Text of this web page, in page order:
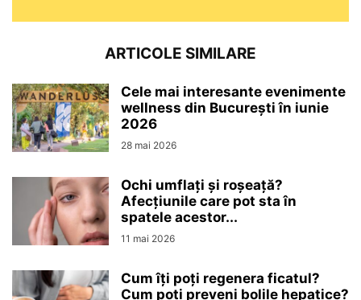
ARTICOLE SIMILARE
Cele mai interesante evenimente
wellness din București în iunie
2026
28 mai 2026
Ochi umflați și roșeață?
Afecțiunile care pot sta în
spatele acestor...
11 mai 2026
Cum îți poți regenera ficatul?
Cum poți preveni bolile hepatice?